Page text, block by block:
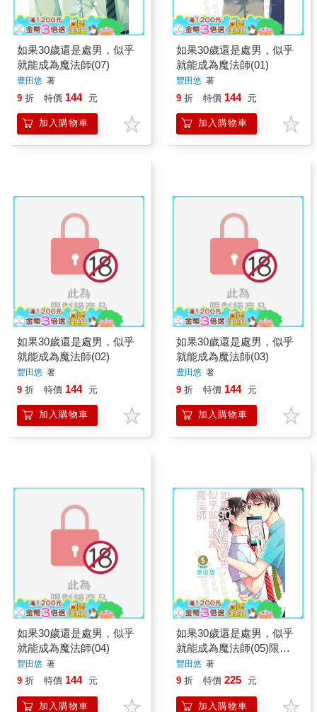
如果30歲還是處男，似乎
就能成為魔法師(07)
豊田悠著
9 折 特價 144 元
加入購物車
如果30歲還是處男，似乎
就能成為魔法師(01)
豐田悠著
9 折 特價 144 元
加入購物車
如果30歲還是處男，似乎
就能成為魔法師(02)
豐田悠著
9 折 特價 144 元
加入購物車
如果30歲還是處男，似乎
就能成為魔法師(03)
豊田悠著
9 折 特價 144 元
加入購物車
如果30歲還是處男，似乎
就能成為魔法師(04)
豐田悠著
9 折 特價 144 元
加入購物車
如果30歲還是處男，似乎
就能成為魔法師(05)限定
版
豐田悠著
9 折 特價 225 元
加入購物車